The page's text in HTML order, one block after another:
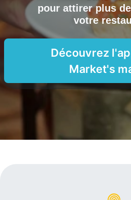
pour attirer plus
votre
Découvrez
Market's